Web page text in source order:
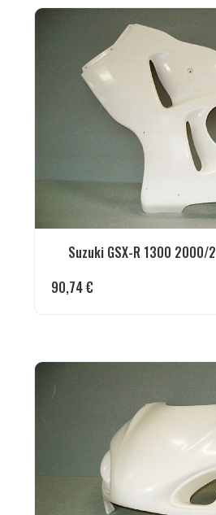
Suzuki GSX-R 1300 2000/
90,74€